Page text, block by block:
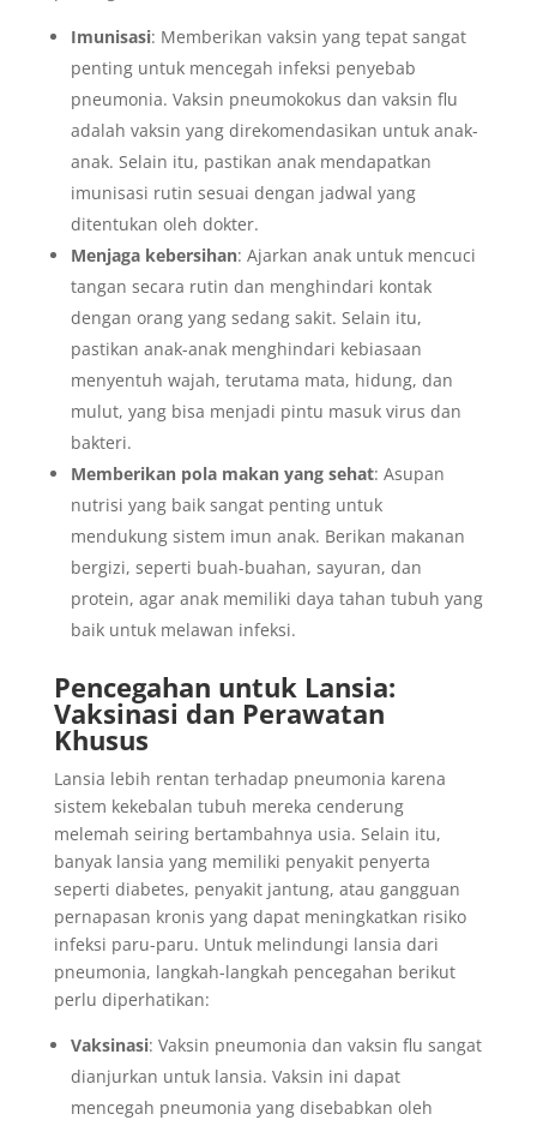
Imunisasi: Memberikan vaksin yang tepat sangat
penting untuk mencegah infeksi penyebab
pneumonia. Vaksin pneumokokus dan vaksin flu
adalah vaksin yang direkomendasikan untuk anak-
anak. Selain itu, pastikan anak mendapatkan
imunisasi rutin sesuai dengan jadwal yang
ditentukan oleh dokter.
Menjaga kebersihan: Ajarkan anak untuk mencuci
tangan secara rutin dan menghindari kontak
dengan orang yang sedang sakit. Selain itu,
pastikan anak-anak menghindari kebiasaan
menyentuh wajah, terutama mata, hidung, dan
mulut, yang bisa menjadi pintu masuk virus dan
bakteri.
Memberikan pola makan yang sehat: Asupan
nutrisi yang baik sangat penting untuk
mendukung sistem imun anak. Berikan makanan
bergizi, seperti buah-buahan, sayuran, dan
protein, agar anak memiliki daya tahan tubuh yang
baik untuk melawan infeksi.
Pencegahan untuk Lansia:
Vaksinasi dan Perawatan
Khusus
Lansia lebih rentan terhadap pneumonia karena
sistem kekebalan tubuh mereka cenderung
melemah seiring bertambahnya usia. Selain itu,
banyak lansia yang memiliki penyakit penyerta
seperti diabetes, penyakit jantung, atau gangguan
pernapasan kronis yang dapat meningkatkan risiko
infeksi paru-paru. Untuk melindungi lansia dari
pneumonia, langkah-langkah pencegahan berikut
perlu diperhatikan:
Vaksinasi: Vaksin pneumonia dan vaksin flu sangat
dianjurkan untuk lansia. Vaksin ini dapat
mencegah pneumonia yang disebabkan oleh